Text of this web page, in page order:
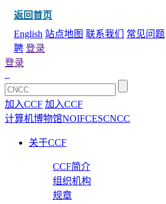
返回首页
English 站点地图 联系我们 常见问题
聘 登录
登录
加入CCF 加入CCF
计算机博物馆NOIFCESCNCC
关于CCF
CCF简介
组织机构
规章